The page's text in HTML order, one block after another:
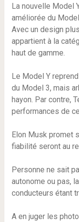
La nouvelle Model
améliorée du
Avec un design
appartient à la
haut de gamme.
Le Model Y
du Model 3, mais
hayon. Par contre,
performances de
Elon Musk promet
fiabilité seront au
Personne ne sait
autonome ou pas,
conducteurs étant
A en juger les